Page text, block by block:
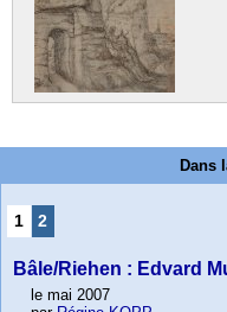
Dans
1 2
Bâle/Riehen : Edvard
le mai 2007